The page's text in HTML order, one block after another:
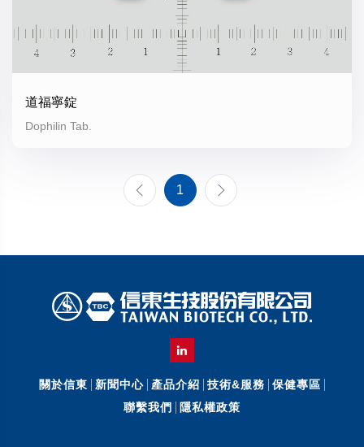
道福寧錠
Dophilin Tab.
1
關於信東 新聞中心 產品介紹 技術&服務
保健專區
聯繫我們
隱私權政策